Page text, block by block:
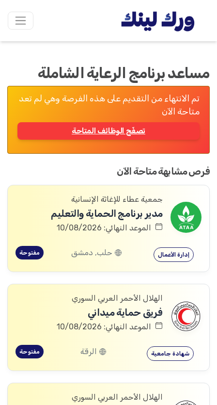
مساعد برنامج الرعاية الشاملة
تم الانتهاء من التقديم على هذه الفرصة وهي لم تعد
متاحة الآن
تصفّح الوظائف المتاحة
فرص مشابهة متاحة الآن
جمعية عطاء للإغاثة الإنسانية
مدير برنامج الحماية والتعليم
الموعد النهائي: 10/08/2026
إدارة الأعمال حلب, دمشق مفتوحة
الهلال الأحمر العربي السوري
فريق حماية ميداني
الموعد النهائي: 10/08/2026
شهادة جامعية الرقة مفتوحة
الهلال الأحمر العربي السوري